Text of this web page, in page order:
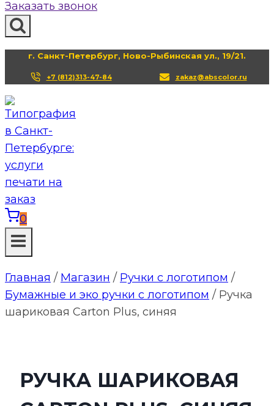
Заказать звонок
г. Санкт-Петербург, Ново-Рыбинская ул., 19/21.
+7 (812)313-47-84 zakaz@abscolor.ru
0
Главная / Магазин / Ручки с логотипом /
Бумажные и эко ручки с логотипом / Ручка
шариковая Carton Plus, синяя
РУЧКА ШАРИКОВАЯ